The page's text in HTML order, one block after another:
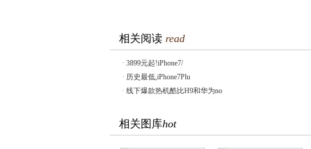
相关阅读 read
· 3899元起!iPhone7/
· 历史最低,iPhone7Plu
· 线下爆款热机酷比H9和华为no
相关图库hot